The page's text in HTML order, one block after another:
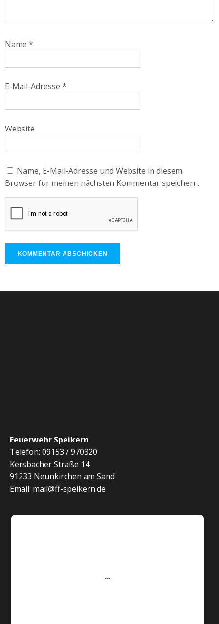
Name *
E-Mail-Adresse *
Website
Name, E-Mail-Adresse und Website in diesem
Browser für meinen nächsten Kommentar speichern.
Feuerwehr Speikern
Telefon: 09153 / 970320
Kersbacher Straße 14
91233 Neunkirchen am Sand
Email: mail@ff-speikern.de